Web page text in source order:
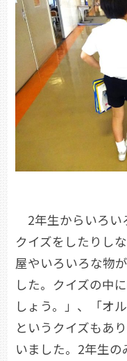
2年生からいろい
クイズをしたりし
屋やいろいろな物
した。クイズの中
しょう。」、「オ
というクイズもあ
いました。2年生